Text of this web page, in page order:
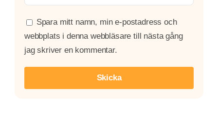
Spara mitt namn, min e-postadress och
webbplats i denna webbläsare till nästa gång
jag skriver en kommentar.